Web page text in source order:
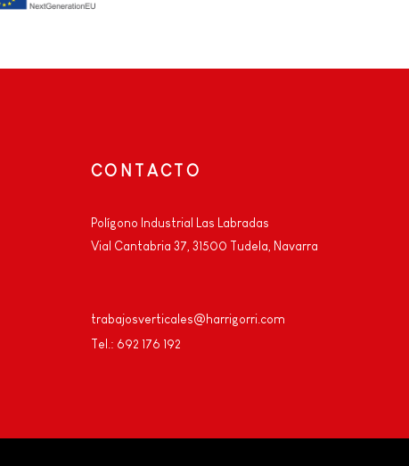
CONTACTO
Polígono Industrial Las Labradas
Vial Cantabria 37, 31500 Tudela, Navarra
trabajosverticales@harrigorri.com
Tel.: 692 176 192